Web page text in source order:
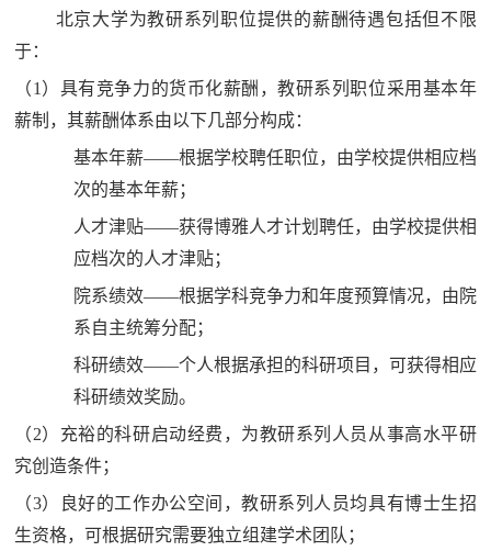
北京大学为教研系列职位提供的薪酬待遇包括但不限
于：
（1）具有竞争力的货币化薪酬，教研系列职位采用基本年
薪制，其薪酬体系由以下几部分构成：
基本年薪——根据学校聘任职位，由学校提供相应档
次的基本年薪；
人才津贴——获得博雅人才计划聘任，由学校提供相
应档次的人才津贴；
院系绩效——根据学科竞争力和年度预算情况，由院
系自主统筹分配；
科研绩效——个人根据承担的科研项目，可获得相应
科研绩效奖励。
（2）充裕的科研启动经费，为教研系列人员从事高水平研
究创造条件；
（3）良好的工作办公空间，教研系列人员均具有博士生招
生资格，可根据研究需要独立组建学术团队；